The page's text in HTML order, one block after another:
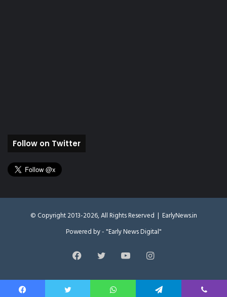
Follow on Twitter
© Copyright 2013-2026, All Rights Reserved | EarlyNews.in
Powered by - "Early News Digital"
FacebookTwitter YouTubeInstagram